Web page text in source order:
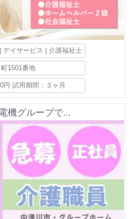
デイサービス | 介護福祉士
1501番地
円 試用期間：３ヶ月
機グループで...